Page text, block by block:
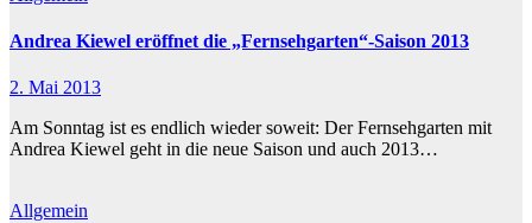
Andrea Kiewel eröffnet die „Fernsehgarten“-Saison 2013
2. Mai 2013
Am Sonntag ist es endlich wieder soweit: Der Fernsehgarten mit
Andrea Kiewel geht in die neue Saison und auch 2013…
Allgemein